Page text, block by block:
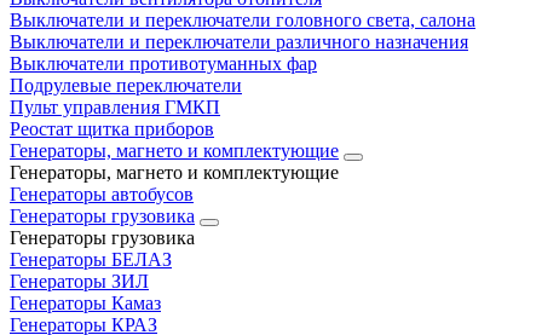
Выключатели и переключатели головного света, салона
Выключатели и переключатели различного назначения
Выключатели противотуманных фар
Подрулевые переключатели
Пульт управления ГМКП
Реостат щитка приборов
Генераторы, магнето и комплектующие
Генераторы, магнето и комплектующие
Генераторы автобусов
Генераторы грузовика
Генераторы грузовика
Генераторы БЕЛАЗ
Генераторы ЗИЛ
Генераторы Камаз
Генераторы КРАЗ